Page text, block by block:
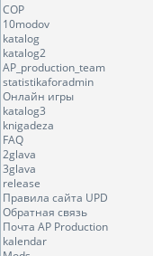
COP
10modov
katalog
katalog2
AP_production_team
statistikaforadmin
Онлайн игры
katalog3
knigadeza
FAQ
2glava
3glava
release
Правила сайта UPD
Обратная связь
Почта AP Production
kalendar